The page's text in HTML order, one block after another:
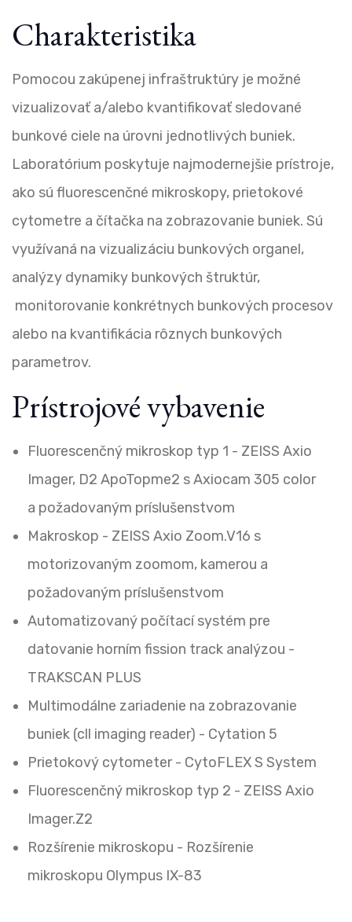
Charakteristika
Pomocou zakúpenej infraštruktúry je možné
vizualizovať a/alebo kvantifikovať sledované
bunkové ciele na úrovni jednotlivých buniek.
Laboratórium poskytuje najmodernejšie prístroje,
ako sú fluorescenčné mikroskopy, prietokové
cytometre a čítačka na zobrazovanie buniek. Sú
využívaná na vizualizáciu bunkových organel,
analýzy dynamiky bunkových štruktúr,
monitorovanie konkrétnych bunkových procesov
alebo na kvantifikácia rôznych bunkových
parametrov.
Prístrojové vybavenie
Fluorescenčný mikroskop typ 1 - ZEISS Axio
Imager, D2 ApoTopme2 s Axiocam 305 color
a požadovaným príslušenstvom
Makroskop - ZEISS Axio Zoom.V16 s
motorizovaným zoomom, kamerou a
požadovaným príslušenstvom
Automatizovaný počítací systém pre
datovanie horním fission track analýzou -
TRAKSCAN PLUS
Multimodálne zariadenie na zobrazovanie
buniek (cll imaging reader) - Cytation 5
Prietokový cytometer - CytoFLEX S System
Fluorescenčný mikroskop typ 2 - ZEISS Axio
Imager.Z2
Rozšírenie mikroskopu - Rozšírenie
mikroskopu Olympus IX-83